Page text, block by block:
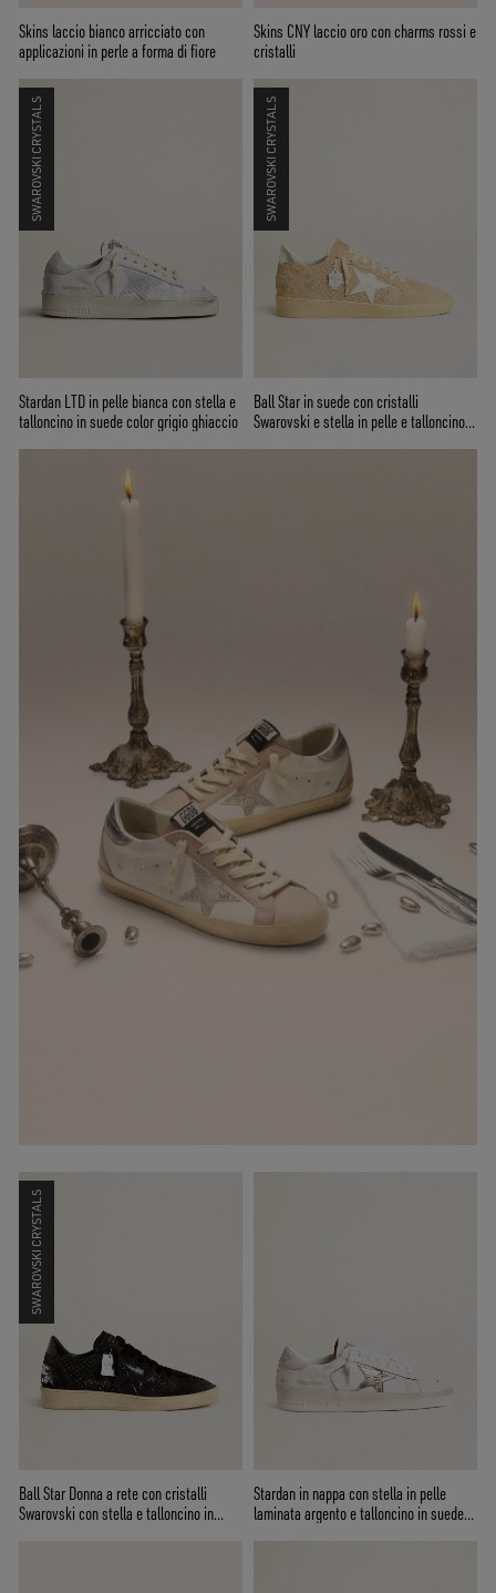
Skins laccio bianco arricciato con
applicazioni in perle a forma di fiore
Skins CNY laccio oro con charms rossi e
cristalli
SWAROVSKI CRYSTALS
Stardan LTD in pelle bianca con stella e
talloncino in suede color grigio ghiaccio
SWAROVSKI CRYSTALS
Ball Star in suede con cristalli
Swarovski e stella in pelle e talloncino
SWAROVSKI CRYSTALS
Ball Star Donna a rete con cristalli
Swarovski con stella e talloncino in
Stardan in nappa con stella in pelle
laminata argento e talloncino in suede